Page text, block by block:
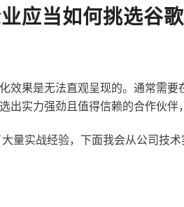
应当如何挑选谷
果是无法直观呈现的。通常需
实力强劲且值得信赖的合作伙伴
量实战经验，下面我会从公司技